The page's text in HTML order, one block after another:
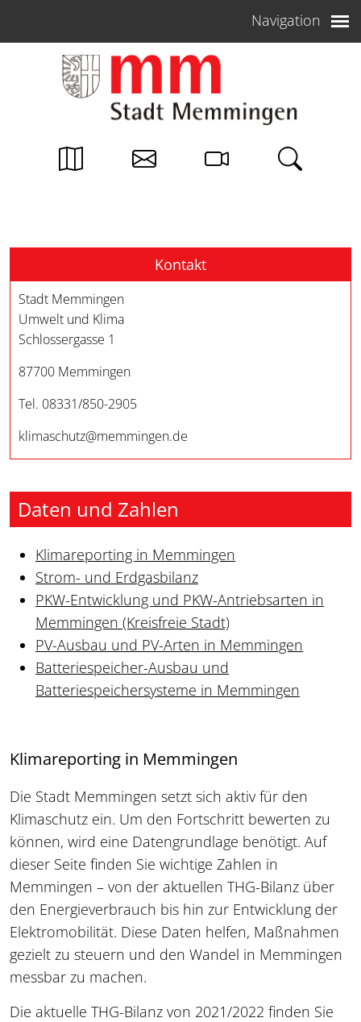
Navigation
Kontakt
Stadt Memmingen
Umwelt und Klima
Schlossergasse 1
87700 Memmingen
Tel. 08331/850-2905
klimaschutz@memmingen.de
Daten und Zahlen
Klimareporting in Memmingen
Strom- und Erdgasbilanz
PKW-Entwicklung und PKW-Antriebsarten in
Memmingen (Kreisfreie Stadt)
PV-Ausbau und PV-Arten in Memmingen
Batteriespeicher-Ausbau und
Batteriespeichersysteme in Memmingen
Klimareporting in Memmingen
Die Stadt Memmingen setzt sich aktiv für den
Klimaschutz ein. Um den Fortschritt bewerten zu
können, wird eine Datengrundlage benötigt. Auf
dieser Seite finden Sie wichtige Zahlen in
Memmingen – von der aktuellen THG-Bilanz über
den Energieverbrauch bis hin zur Entwicklung der
Elektromobilität. Diese Daten helfen, Maßnahmen
gezielt zu steuern und den Wandel in Memmingen
messbar zu machen.
Die aktuelle THG-Bilanz von 2021/2022 finden Sie